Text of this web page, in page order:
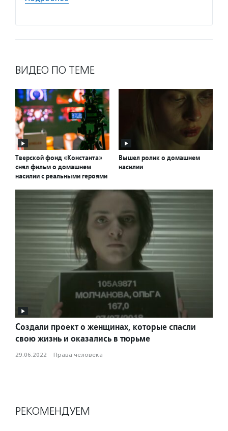
ВИДЕО ПО ТЕМЕ
Тверской фонд «Константа»
снял фильм о домашнем
насилии с реальными героями
Вышел ролик о домашнем
насилии
Создали проект о женщинах, которые спасли
свою жизнь и оказались в тюрьме
29.06.2022 · Права человека
РЕКОМЕНДУЕМ